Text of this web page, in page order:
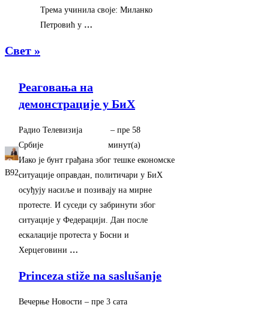
Трема учинила своје: Миланко
Петровић у …
Свет »
B92
Реаговања на
демонстрације у БиХ
Радио Телевизија
Србије
– ‎пре 58
минут(а)‎
Иако је бунт грађана због тешке економске
ситуације оправдан, политичари у БиХ
осуђују насиље и позивају на мирне
протесте. И суседи су забринути због
ситуације у Федерацији. Дан после
ескалације протеста у Босни и
Херцеговини …
Princeza stiže na saslušanje
Вечерње Новости – ‎пре 3 сата‎